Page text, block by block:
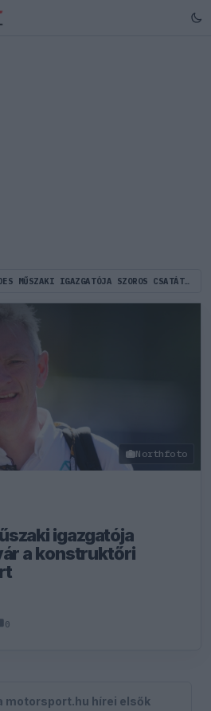
A MERCEDES MŰSZAKI IGAZGATÓJA SZOROS CSATÁT VÁR A KONSTRUKTŐRI MÁSODIK HELYÉRT
Northfoto
igazgatója
a konstruktőri
0
motorsport.hu hírei elsők